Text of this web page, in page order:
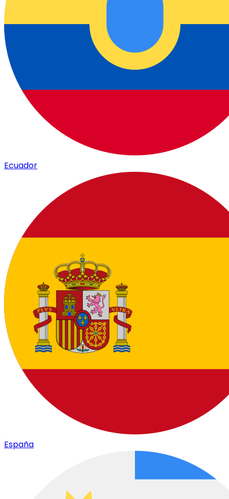
Ecuador
España